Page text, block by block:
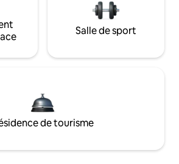
Salle de sport
de tourisme